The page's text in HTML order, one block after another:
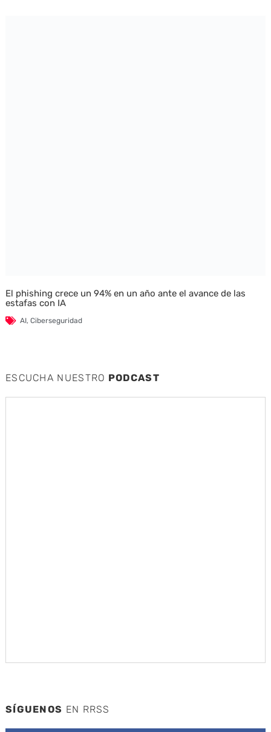
El phishing crece un 94% en un año ante el avance de las
estafas con IA
AI, Ciberseguridad
ESCUCHA NUESTRO PODCAST
SÍGUENOS EN RRSS